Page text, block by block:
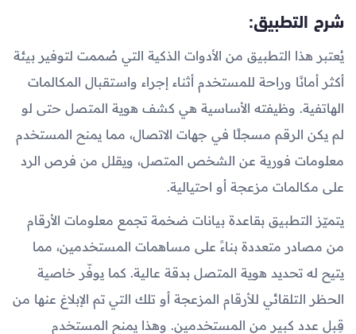
شرح التطبيق:
يُعتبر هذا التطبيق من الأدوات الذكية التي صُممت لتوفير بيئة
أكثر أمانًا وراحة للمستخدم أثناء إجراء واستقبال المكالمات
الهاتفية. وظيفته الأساسية هي كشف هوية المتصل حتى لو
لم يكن الرقم مسجلًا في جهات الاتصال، مما يمنح المستخدم
معلومات فورية عن الشخص المتصل، ويقلل من فرص الرد
على مكالمات مزعجة أو احتيالية.
يتميّز التطبيق بقاعدة بيانات ضخمة تجمع معلومات الأرقام
من مصادر متعددة بناءً على مساهمات المستخدمين، مما
يتيح له تحديد هوية المتصل بدقة عالية. كما يوفّر خاصية
الحظر التلقائي للأرقام المزعجة أو تلك التي تم الإبلاغ عنها من
قِبل عدد كبير من المستخدمين. وهذا يمنح المستخدم